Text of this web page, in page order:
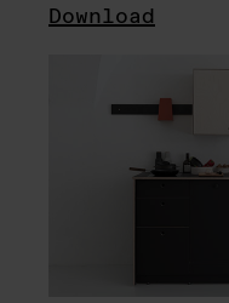
Download